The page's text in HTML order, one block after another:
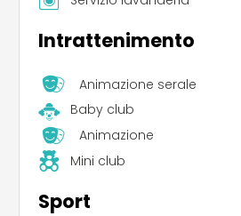
Intrattenimento
Animazione serale
Baby club
Animazione
Mini club
Sport